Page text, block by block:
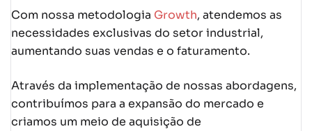
Com nossa metodologia Growth, atendemos as
necessidades exclusivas do setor industrial,
aumentando suas vendas e o faturamento.
Através da implementação de nossas abordagens,
contribuímos para a expansão do mercado e
criamos um meio de aquisição de